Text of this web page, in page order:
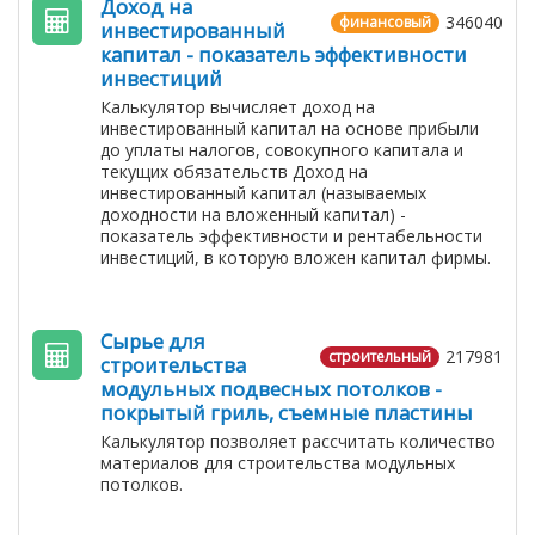
346040
финансовый
Доход на
инвестированный
капитал - показатель эффективности
инвестиций
Калькулятор вычисляет доход на
инвестированный капитал на основе прибыли
до уплаты налогов, совокупного капитала и
текущих обязательств Доход на
инвестированный капитал (называемых
доходности на вложенный капитал) -
показатель эффективности и рентабельности
инвестиций, в которую вложен капитал фирмы.
217981
строительный
Сырье для
строительства
модульных подвесных потолков -
покрытый гриль, съемные пластины
Калькулятор позволяет рассчитать количество
материалов для строительства модульных
потолков.